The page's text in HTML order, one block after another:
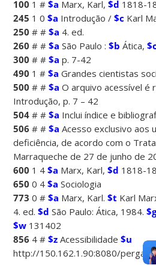
100 1 #$a Marx, Karl,$d 1818-
245 1 0$a Introdução /$c Karl
250 # #$a 4. ed.
260 # #$a São Paulo :$b Ática,$c
300 # #$a p. 7-42
490 1 #$a Grandes cientistas
500 # #$a O arquivo acessível é
Introdução, p. 7 – 42
504 # #$a Inclui índice e
506 # #$a Acesso exclusivo aos
deficiência, de acordo com o
Marraqueche de 27 de junho de
600 1 4$a Marx, Karl,$d 1818-
650 0 4$a Sociologia
773 0 #$a Marx, Karl.$t Karl
4. ed.$d São Paulo: Ática, 1984.
$w 131402
856 4 #$z Acessibilidade$u
http://150.162.1.90:8080/